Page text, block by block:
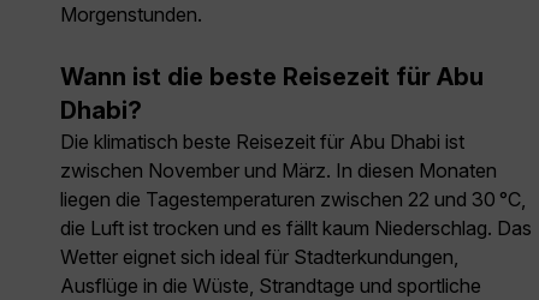
Morgenstunden.
Wann ist die beste Reisezeit für Abu
Dhabi?
Die klimatisch beste Reisezeit für Abu Dhabi ist
zwischen November und März. In diesen Monaten
liegen die Tagestemperaturen zwischen 22 und 30 °C,
die Luft ist trocken und es fällt kaum Niederschlag. Das
Wetter eignet sich ideal für Stadterkundungen,
Ausflüge in die Wüste, Strandtage und sportliche